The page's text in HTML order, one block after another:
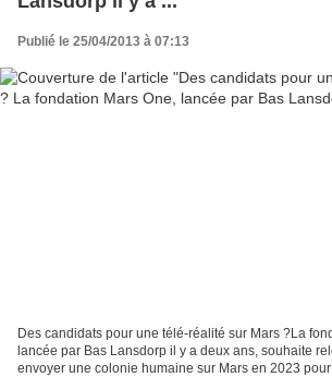
Publié le 25/04/2013 à 07:13
Des candidats pour une télé-réalité sur Mars ?La
lancée par Bas Lansdorp il y a deux ans, souhaite
envoyer une colonie humaine sur Mars en 2023